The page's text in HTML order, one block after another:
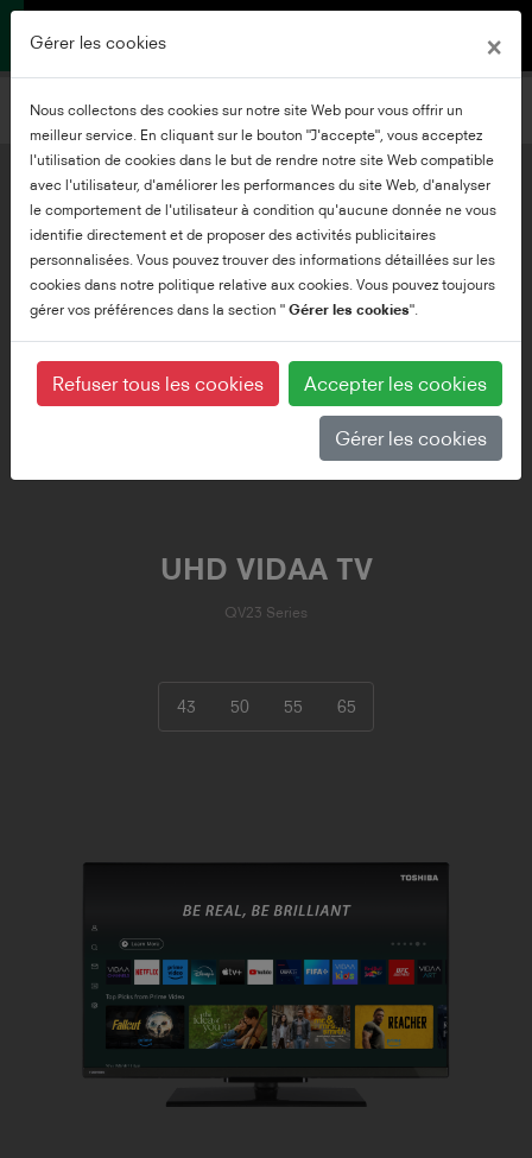
Filtrer les téléviseurs Ajouter des filtres
UHD VIDAA TV
QV23 Series
43 50 55 65
Gérer les cookies ×
Nous collectons des cookies sur notre site Web pour vous offrir un
meilleur service. En cliquant sur le bouton "J'accepte", vous acceptez
l'utilisation de cookies dans le but de rendre notre site Web compatible
avec l'utilisateur, d'améliorer les performances du site Web, d'analyser
le comportement de l'utilisateur à condition qu'aucune donnée ne vous
identifie directement et de proposer des activités publicitaires
personnalisées. Vous pouvez trouver des informations détaillées sur les
cookies dans notre politique relative aux cookies. Vous pouvez toujours
gérer vos préférences dans la section " Gérer les cookies".
Refuser tous les cookies Accepter les cookies
Gérer les cookies